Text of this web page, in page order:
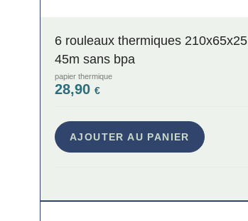
6 rouleaux thermiques 210x65x25
45m sans bpa
papier thermique
28,90 €
AJOUTER AU PANIER